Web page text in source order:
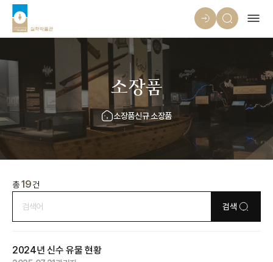
소장품
소장품신규 소장품
총 19건
검색
2024년 신수 유물 현황